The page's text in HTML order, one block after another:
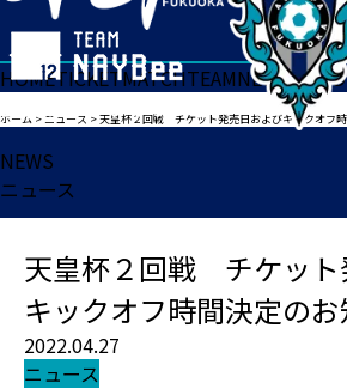
HOMETICKETMATCHTEAMNEWS
ホーム >ニュース >天皇杯２回戦 チケット発売日およびキックオフ
NEWS
ニュース
天皇杯２回戦 チケット
キックオフ時間決定の
2022.04.27
ニュース